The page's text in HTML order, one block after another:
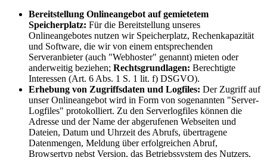
Bereitstellung Onlineangebot auf gemietetem
Speicherplatz: Für die Bereitstellung unseres
Onlineangebotes nutzen wir Speicherplatz, Rechenkapazität
und Software, die wir von einem entsprechenden
Serveranbieter (auch "Webhoster" genannt) mieten oder
anderweitig beziehen; Rechtsgrundlagen: Berechtigte
Interessen (Art. 6 Abs. 1 S. 1 lit. f) DSGVO).
Erhebung von Zugriffsdaten und Logfiles: Der Zugriff auf
unser Onlineangebot wird in Form von sogenannten "Server-
Logfiles" protokolliert. Zu den Serverlogfiles können die
Adresse und der Name der abgerufenen Webseiten und
Dateien, Datum und Uhrzeit des Abrufs, übertragene
Datenmengen, Meldung über erfolgreichen Abruf,
Browsertyp nebst Version, das Betriebssystem des Nutzers,